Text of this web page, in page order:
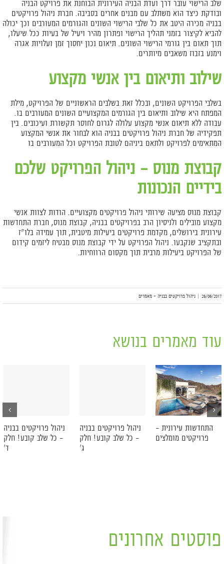
שלב הרישוי עובר דרך ועדת הבניה העירונית הבוחנת את פרויקט הבניה
ובודקת כיצד הוא משתלב עם מבנים אחרים בסביבה. חברת ניהול פרויקטים
בבניה מכירה היטב את כל שלבי הרישוי השונים והגורמים המעורבים וכך יכולה
להביא לקיצור בזמני תהליך הרישוי ופתרון מהיר ויעיל של בעיות ככל שיעלו,
תוך תאום בין גורמי הרישוי השונים. תיאום נכון יחסוך זמן ועלויות אגרה
וימנע בזבוז משאבים מיותרים.
שילוב ותיאום בין אנשי מקצוע
בשלבי הפרויקט השונים, ובכלל זאת בשלבים הראשוניים של הפרויקט, מילת
המפתח היא שילוב ותיאום בין הגורמים המקצועיים השונים המעורבים בו.
עבודה ללא תיאום אנשי מקצוע עלולה לגרום לחוסר תקשורת ועיכובים. בין
תפקידיה של חברת ניהול פרויקטים בבניה הוא לבחור את אנשי המקצוע
המתאימים לפרויקט ולתאם ביניהם לטובת הפרויקט וכל המעורבים בו
קבוצת מנוס – ניהול הפרויקט שלכם
בידיים הנכונות
קבוצת מנוס מציעה שירותי ניהול פרויקטים מקצועיים. הודות לצוות אנשי
מקצוע מובילים ולניסיון הרב בפרויקטים בבניה, קבוצת מנוס, חברת התחדשות
עירונית בירושלים, מקדמת פרויקטים ביעילות מיטבית, תוך עמידה בלו"ז
ובתקציב שנקבעו. ניהול הפרויקט על ידי קבוצת מנוס מבטיח ליזמים קידום
של הפרויקט ביעילות מרבית תוך מקסום הרווחיות.
26/06/2017
| ניהול פרויקטים בבניה - מאמרים
עוד מאמרים בנושא
ניהול פרויקטים בבניה
– כל שלב קובע! חלק
ד'
ניהול פרויקטים בבניה
– כל שלב קובע! חלק
ג'
התחדשות עירונית –
פרויקטים מומלצים
פוסטים אחרונים